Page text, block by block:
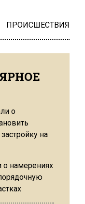
ПРОИСШЕСТВИЯ
о намерениях